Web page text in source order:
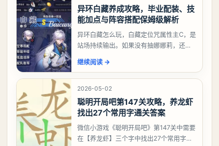
异环白藏养成攻略，毕业配装、技
能加点与阵容搭配保姆级解析
异环白藏怎么玩，白藏定位咒属性主C，是
站场持续输出。如果没有抽娜娜莉，还没
有娜娜莉缺另外一个二队C想打深渊也可以
考虑养个白藏
继续阅读 →
2026-05-02
聪明开局吧第147关攻略，养龙虾
找出27个常用字通关答案
微信小游戏《聪明开局吧》第147关中需要
在【养龙虾】三个字中找出27个常用字，